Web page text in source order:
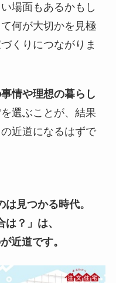
場面もあるかもし
何が大切かを見極
くりにつながりま
情や理想の暮らし
を選ぶことが、結果
近道になるはずで
見つかる時代。
？」は、
近道です。